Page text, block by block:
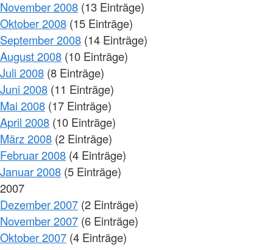
November 2008 (13 Einträge)
Oktober 2008 (15 Einträge)
September 2008 (14 Einträge)
August 2008 (10 Einträge)
Juli 2008 (8 Einträge)
Juni 2008 (11 Einträge)
Mai 2008 (17 Einträge)
April 2008 (10 Einträge)
März 2008 (2 Einträge)
Februar 2008 (4 Einträge)
Januar 2008 (5 Einträge)
2007
Dezember 2007 (2 Einträge)
November 2007 (6 Einträge)
Oktober 2007 (4 Einträge)